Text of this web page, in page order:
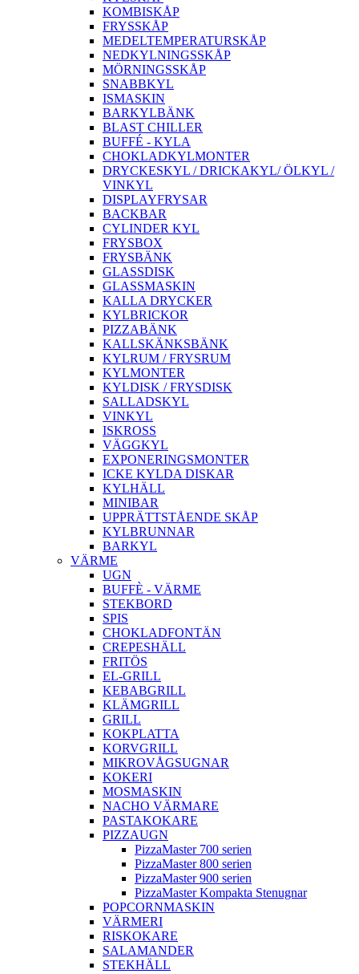
KOMBISKÅP
FRYSSKÅP
MEDELTEMPERATURSKÅP
NEDKYLNINGSSKÅP
MÖRNINGSSKÅP
SNABBKYL
ISMASKIN
BARKYLBÄNK
BLAST CHILLER
BUFFÉ - KYLA
CHOKLADKYLMONTER
DRYCKESKYL / DRICKAKYL/ ÖLKYL /
VINKYL
DISPLAYFRYSAR
BACKBAR
CYLINDER KYL
FRYSBOX
FRYSBÄNK
GLASSDISK
GLASSMASKIN
KALLA DRYCKER
KYLBRICKOR
PIZZABÄNK
KALLSKÄNKSBÄNK
KYLRUM / FRYSRUM
KYLMONTER
KYLDISK / FRYSDISK
SALLADSKYL
VINKYL
ISKROSS
VÄGGKYL
EXPONERINGSMONTER
ICKE KYLDA DISKAR
KYLHÄLL
MINIBAR
UPPRÄTTSTÅENDE SKÅP
KYLBRUNNAR
BARKYL
VÄRME
UGN
BUFFÈ - VÄRME
STEKBORD
SPIS
CHOKLADFONTÄN
CREPESHÄLL
FRITÖS
EL-GRILL
KEBABGRILL
KLÄMGRILL
GRILL
KOKPLATTA
KORVGRILL
MIKROVÅGSUGNAR
KOKERI
MOSMASKIN
NACHO VÄRMARE
PASTAKOKARE
PIZZAUGN
PizzaMaster 700 serien
PizzaMaster 800 serien
PizzaMaster 900 serien
PizzaMaster Kompakta Stenugnar
POPCORNMASKIN
VÄRMERI
RISKOKARE
SALAMANDER
STEKHÄLL